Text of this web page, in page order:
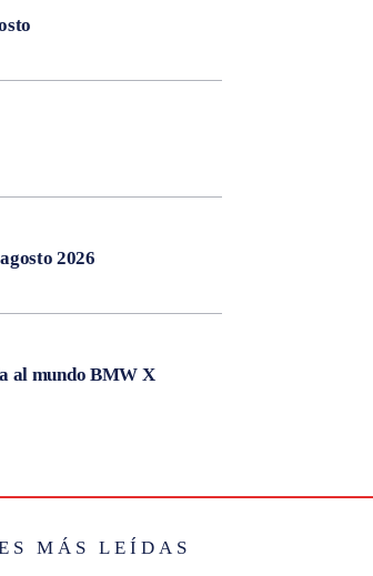
2026
al mundo BMW X
MÁS LEÍDAS